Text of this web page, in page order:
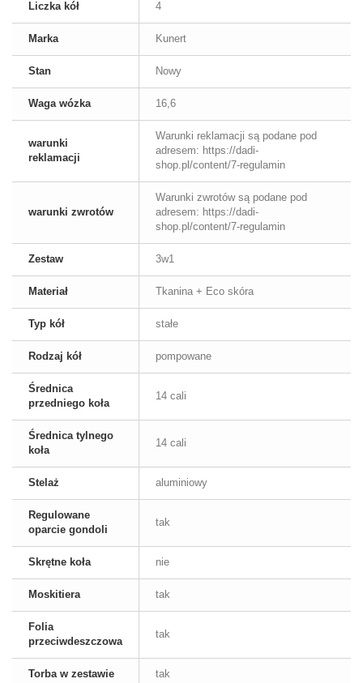
Liczka kół 4
Marka Kunert
Stan Nowy
Waga wózka 16,6
warunki
reklamacji
Warunki reklamacji są podane pod
adresem: https://dadi-
shop.pl/content/7-regulamin
warunki zwrotów
Warunki zwrotów są podane pod
adresem: https://dadi-
shop.pl/content/7-regulamin
Zestaw 3w1
Materiał Tkanina + Eco skóra
Typ kół stałe
Rodzaj kół pompowane
Średnica
przedniego koła
14 cali
Średnica tylnego
koła
14 cali
Stelaż aluminiowy
Regulowane
oparcie gondoli
tak
Skrętne koła nie
Moskitiera tak
Folia
przeciwdeszczowa
tak
Torba w zestawie tak